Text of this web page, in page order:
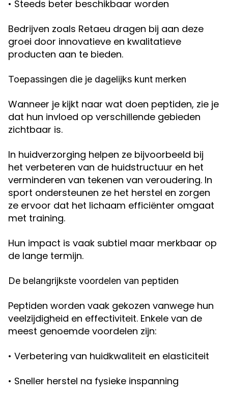
• Steeds beter beschikbaar worden
Bedrijven zoals Retaeu dragen bij aan deze
groei door innovatieve en kwalitatieve
producten aan te bieden.
Toepassingen die je dagelijks kunt merken
Wanneer je kijkt naar wat doen peptiden, zie je
dat hun invloed op verschillende gebieden
zichtbaar is.
In huidverzorging helpen ze bijvoorbeeld bij
het verbeteren van de huidstructuur en het
verminderen van tekenen van veroudering. In
sport ondersteunen ze het herstel en zorgen
ze ervoor dat het lichaam efficiënter omgaat
met training.
Hun impact is vaak subtiel maar merkbaar op
de lange termijn.
De belangrijkste voordelen van peptiden
Peptiden worden vaak gekozen vanwege hun
veelzijdigheid en effectiviteit. Enkele van de
meest genoemde voordelen zijn:
• Verbetering van huidkwaliteit en elasticiteit
• Sneller herstel na fysieke inspanning